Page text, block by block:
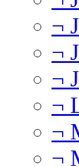
¬
¬
¬
¬
¬
¬